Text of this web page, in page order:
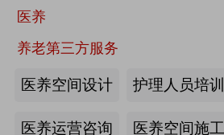
医养
养老第三方服务
医养空间设计 护理人员培训
医养运营咨询 医养空间施工
来源:注册会员